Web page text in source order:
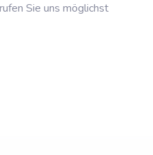
Sie uns möglichst